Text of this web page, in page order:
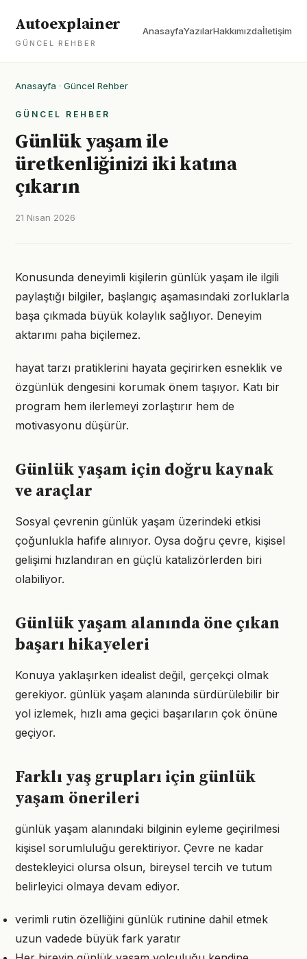
Autoexplainer
GÜNCEL REHBER
AnasayfaYazılarHakkımızdaİletişim
Anasayfa · Güncel Rehber
GÜNCEL REHBER
Günlük yaşam ile
üretkenliğinizi iki katına
çıkarın
21 Nisan 2026
Konusunda deneyimli kişilerin günlük yaşam ile ilgili
paylaştığı bilgiler, başlangıç aşamasındaki zorluklarla
başa çıkmada büyük kolaylık sağlıyor. Deneyim
aktarımı paha biçilemez.
hayat tarzı pratiklerini hayata geçirirken esneklik ve
özgünlük dengesini korumak önem taşıyor. Katı bir
program hem ilerlemeyi zorlaştırır hem de
motivasyonu düşürür.
Günlük yaşam için doğru kaynak
ve araçlar
Sosyal çevrenin günlük yaşam üzerindeki etkisi
çoğunlukla hafife alınıyor. Oysa doğru çevre, kişisel
gelişimi hızlandıran en güçlü katalizörlerden biri
olabiliyor.
Günlük yaşam alanında öne çıkan
başarı hikayeleri
Konuya yaklaşırken idealist değil, gerçekçi olmak
gerekiyor. günlük yaşam alanında sürdürülebilir bir
yol izlemek, hızlı ama geçici başarıların çok önüne
geçiyor.
Farklı yaş grupları için günlük
yaşam önerileri
günlük yaşam alanındaki bilginin eyleme geçirilmesi
kişisel sorumluluğu gerektiriyor. Çevre ne kadar
destekleyici olursa olsun, bireysel tercih ve tutum
belirleyici olmaya devam ediyor.
verimli rutin özelliğini günlük rutinine dahil etmek
uzun vadede büyük fark yaratır